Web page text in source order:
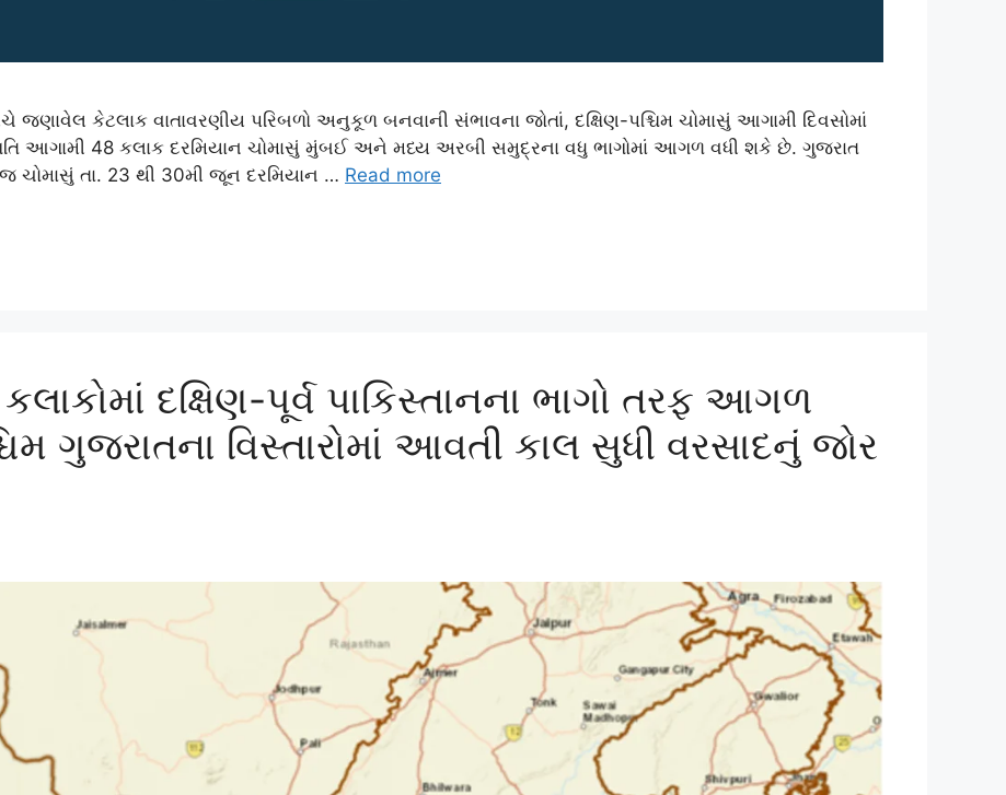
જણાવેલ કેટલાક વાતાવરણીય પરિબળો અનુકૂળ બનવાની સંભાવના જોતાં, દક્ષિણ-પશ્ચિમ ચોમાસું આગામી દિવસોમાં
આગામી 48 કલાક દરમિયાન ચોમાસું મુંબઈ અને મધ્ય અરબી સમુદ્રના વધુ ભાગોમાં આગળ વધી શકે છે. ગુજરાત
ચોમાસું તા. 23 થી 30મી જૂન દરમિયાન … Read more
દક્ષિણ-પૂર્વ પાકિસ્તાનના ભાગો તરફ આગળ
ગુજરાતના વિસ્તારોમાં આવતી કાલ સુધી વરસાદનું જોર